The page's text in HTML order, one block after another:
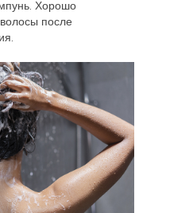
Хорошо
после